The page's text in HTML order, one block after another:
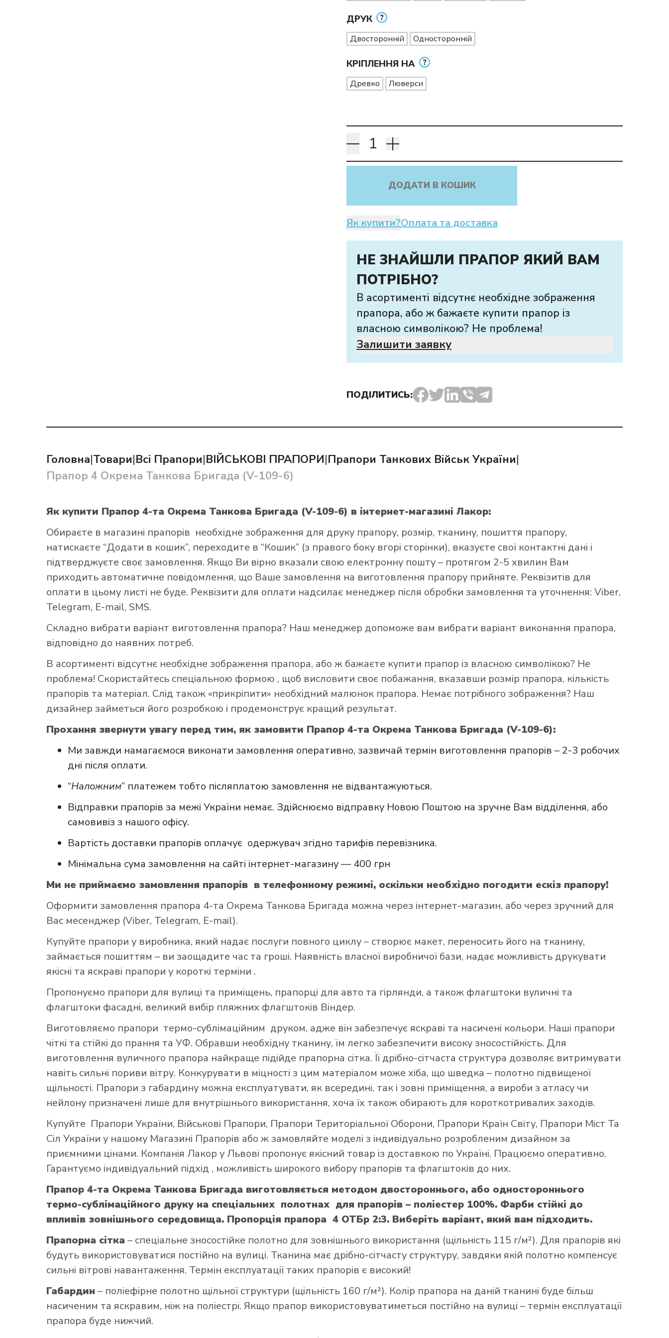
ДРУК
Двосторонній Односторонній
КРІПЛЕННЯ НА
Древко Люверси
ДОДАТИ В КОШИК
Як купити?Оплата та доставка
НЕ ЗНАЙШЛИ ПРАПОР ЯКИЙ ВАМ
ПОТРІБНО?
В асортименті відсутнє необхідне зображення
прапора, або ж бажаєте купити прапор із
власною символікою? Не проблема!
Залишити заявку
ПОДІЛИТИСЬ:
Головна|Товари|Всі Прапори|ВІЙСЬКОВІ ПРАПОРИ|Прапори Танкових Військ України|
Прапор 4 Окрема Танкова Бригада (V-109-6)
Як купити Прапор 4-та Окрема Танкова Бригада (V-109-6) в інтернет-магазині Лакор:
Обираєте в магазині прапорів необхідне зображення для друку прапору, розмір, тканину, пошиття прапору,
натискаєте “Додати в кошик”, переходите в “Кошик” (з правого боку вгорі сторінки), вказуєте свої контактні дані і
підтверджуєте своє замовлення. Якщо Ви вірно вказали свою електронну пошту – протягом 2-5 хвилин Вам
приходить автоматичне повідомлення, що Ваше замовлення на виготовлення прапору прийняте. Реквізитів для
оплати в цьому листі не буде. Реквізити для оплати надсилає менеджер після обробки замовлення та уточнення: Viber,
Telegram, E-mail, SMS.
Складно вибрати варіант виготовлення прапора? Наш менеджер допоможе вам вибрати варіант виконання прапора,
відповідно до наявних потреб.
В асортименті відсутнє необхідне зображення прапора, або ж бажаєте купити прапор із власною символікою? Не
проблема! Скористайтесь спеціальною формою , щоб висловити своє побажання, вказавши розмір прапора, кількість
прапорів та матеріал. Слід також «прикріпити» необхідний малюнок прапора. Немає потрібного зображення? Наш
дизайнер займеться його розробкою і продемонструє кращий результат.
Прохання звернути увагу перед тим, як замовити Прапор 4-та Окрема Танкова Бригада (V-109-6):
Ми завжди намагаємося виконати замовлення оперативно, зазвичай термін виготовлення прапорів – 2-3 робочих
дні після оплати.
“Наложним” платежем тобто післяплатою замовлення не відвантажуються.
Відправки прапорів за межі України немає. Здійснюємо відправку Новою Поштою на зручне Вам відділення, або
самовивіз з нашого офісу.
Вартість доставки прапорів оплачує одержувач згідно тарифів перевізника.
Мінімальна сума замовлення на сайті інтернет-магазину — 400 грн
Ми не приймаємо замовлення прапорів в телефонному режимі, оскільки необхідно погодити ескіз прапору!
Оформити замовлення прапора 4-та Окрема Танкова Бригада можна через інтернет-магазин, або через зручний для
Вас месенджер (Viber, Telegram, E-mail).
Купуйте прапори у виробника, який надає послуги повного циклу – створює макет, переносить його на тканину,
займається пошиттям – ви заощадите час та гроші. Наявність власної виробничої бази, надає можливість друкувати
якісні та яскраві прапори у короткі терміни .
Пропонуємо прапори для вулиці та приміщень, прапорці для авто та гірлянди, а також флагштоки вуличні та
флагштоки фасадні, великий вибір пляжних флагштоків Віндер.
Виготовляємо прапори термо-сублімаційним друком, адже він забезпечує яскраві та насичені кольори. Наші прапори
чіткі та стійкі до прання та УФ. Обравши необхідну тканину, їм легко забезпечити високу зносостійкість. Для
виготовлення вуличного прапора найкраще підійде прапорна сітка. Її дрібно-сітчаста структура дозволяє витримувати
навіть сильні пориви вітру. Конкурувати в міцності з цим матеріалом може хіба, що шведка – полотно підвищеної
щільності. Прапори з габардину можна експлуатувати, як всередині, так і зовні приміщення, а вироби з атласу чи
нейлону призначені лише для внутрішнього використання, хоча їх також обирають для короткотривалих заходів.
Купуйте Прапори України, Військові Прапори, Прапори Територіальної Оборони, Прапори Країн Світу, Прапори Міст Та
Сіл України у нашому Магазині Прапорів або ж замовляйте моделі з індивідуально розробленим дизайном за
приємними цінами. Компанія Лакор у Львові пропонує якісний товар із доставкою по Україні. Працюємо оперативно.
Гарантуємо індивідуальний підхід , можливість широкого вибору прапорів та флагштоків до них.
Прапор 4-та Окрема Танкова Бригада виготовляється методом двостороннього, або одностороннього
термо-сублімаційного друку на спеціальних полотнах для прапорів – поліестер 100%. Фарби стійкі до
впливів зовнішнього середовища. Пропорція прапора 4 ОТБр 2:3. Виберіть варіант, який вам підходить.
Прапорна сітка – спеціальне зносостійке полотно для зовнішнього використання (щільність 115 г/м²). Для прапорів які
будуть використовуватися постійно на вулиці. Тканина має дрібно-сітчасту структуру, завдяки якій полотно компенсує
сильні вітрові навантаження. Термін експлуатації таких прапорів є високий!
Габардин – поліефірне полотно щільної структури (щільність 160 г/м²). Колір прапора на даній тканині буде більш
насиченим та яскравим, ніж на поліестрі. Якщо прапор використовуватиметься постійно на вулиці – термін експлуатації
прапора буде нижчий.
Як купити прапор в інтернет-магазині Лакор: